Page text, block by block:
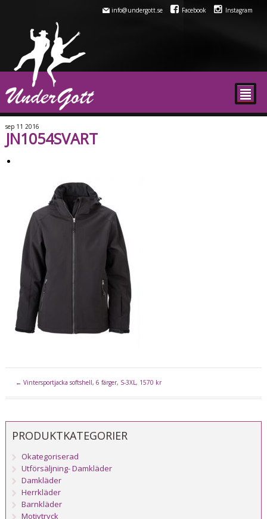
info@undergott.se Facebook Instagram
²
sep 11 2016
JN1054SVART
← Vintersportjacka softshell, 6 färger, S-3XL, 1570 kr
PRODUKTKATEGORIER
Okategoriserad
Utförsäljning- Damkläder
Damkläder
Herrkläder
Barnkläder
Motivtryck